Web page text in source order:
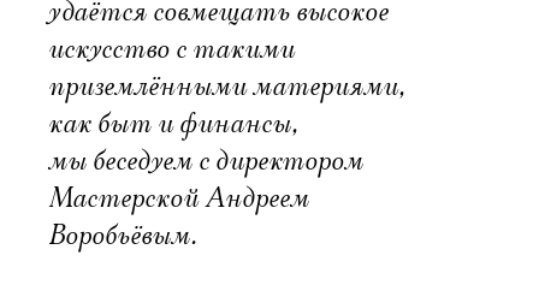
удаётся совмещать высокое
искусство с такими
приземлёнными материями,
как быт и финансы,
мы беседуем с директором
Мастерской Андреем
Воробьёвым.